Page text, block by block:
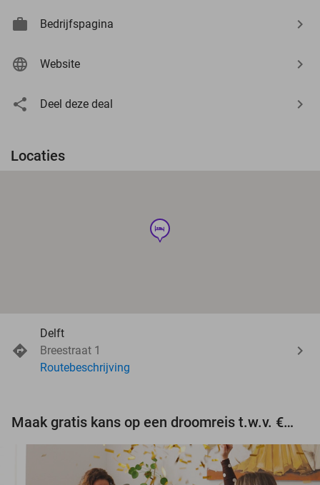
Bedrijfspagina
Website
Deel deze deal
Locaties
hotel
Delft
Breestraat 1
Routebeschrijving
Maak gratis kans op een droomreis t.w.v. €3.000!